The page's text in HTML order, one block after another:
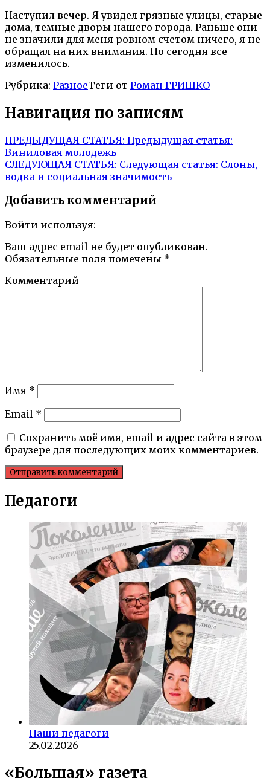
Наступил вечер. Я увидел грязные улицы, старые
дома, темные дворы нашего города. Раньше они
не значили для меня ровном счетом ничего, я не
обращал на них внимания. Но сегодня все
изменилось.
Рубрика: РазноеТеги от Роман ГРИШКО
Навигация по записям
ПРЕДЫДУЩАЯ СТАТЬЯ: Предыдущая статья:
Виниловая молодежь
СЛЕДУЮЩАЯ СТАТЬЯ: Следующая статья: Слоны,
водка и социальная значимость
Добавить комментарий
Войти используя:
Ваш адрес email не будет опубликован.
Обязательные поля помечены *
Комментарий
Имя *
Email *
Сохранить моё имя, email и адрес сайта в этом
браузере для последующих моих комментариев.
Педагоги
Наши педагоги
25.02.2026
«Большая» газета